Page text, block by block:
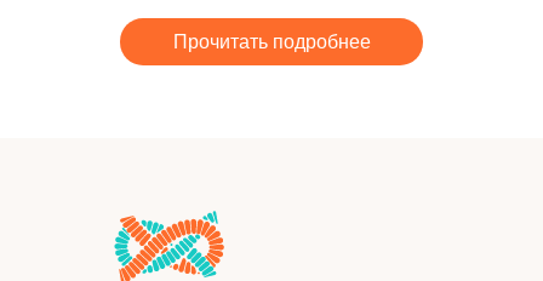
Прочитать подробнее